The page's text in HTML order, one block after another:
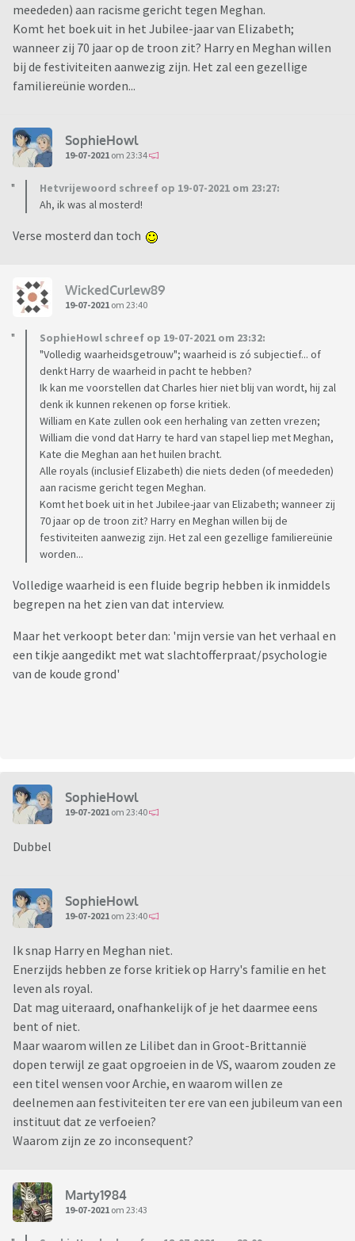
meededen) aan racisme gericht tegen Meghan.
Komt het boek uit in het Jubilee-jaar van Elizabeth;
wanneer zij 70 jaar op de troon zit? Harry en Meghan willen
bij de festiviteiten aanwezig zijn. Het zal een gezellige
familiereünie worden...
SophieHowl
19-07-2021 om 23:34
Hetvrijewoord schreef op 19-07-2021 om 23:27:
Ah, ik was al mosterd!
Verse mosterd dan toch
WickedCurlew89
19-07-2021 om 23:40
SophieHowl schreef op 19-07-2021 om 23:32:
"Volledig waarheidsgetrouw"; waarheid is zó subjectief... of
denkt Harry de waarheid in pacht te hebben?
Ik kan me voorstellen dat Charles hier niet blij van wordt, hij zal
denk ik kunnen rekenen op forse kritiek.
William en Kate zullen ook een herhaling van zetten vrezen;
William die vond dat Harry te hard van stapel liep met Meghan,
Kate die Meghan aan het huilen bracht.
Alle royals (inclusief Elizabeth) die niets deden (of meededen)
aan racisme gericht tegen Meghan.
Komt het boek uit in het Jubilee-jaar van Elizabeth; wanneer zij
70 jaar op de troon zit? Harry en Meghan willen bij de
festiviteiten aanwezig zijn. Het zal een gezellige familiereünie
worden...
Volledige waarheid is een fluide begrip hebben ik inmiddels
begrepen na het zien van dat interview.
Maar het verkoopt beter dan: 'mijn versie van het verhaal en
een tikje aangedikt met wat slachtofferpraat/psychologie
van de koude grond'
SophieHowl
19-07-2021 om 23:40
Dubbel
SophieHowl
19-07-2021 om 23:40
Ik snap Harry en Meghan niet.
Enerzijds hebben ze forse kritiek op Harry's familie en het
leven als royal.
Dat mag uiteraard, onafhankelijk of je het daarmee eens
bent of niet.
Maar waarom willen ze Lilibet dan in Groot-Brittannië
dopen terwijl ze gaat opgroeien in de VS, waarom zouden ze
een titel wensen voor Archie, en waarom willen ze
deelnemen aan festiviteiten ter ere van een jubileum van een
instituut dat ze verfoeien?
Waarom zijn ze zo inconsequent?
Marty1984
19-07-2021 om 23:43